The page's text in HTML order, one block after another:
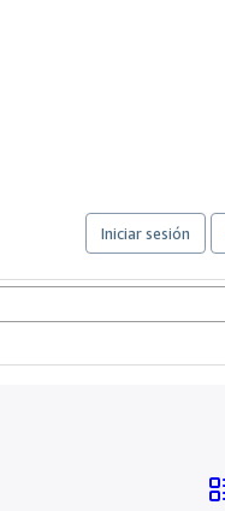
Iniciar sesión